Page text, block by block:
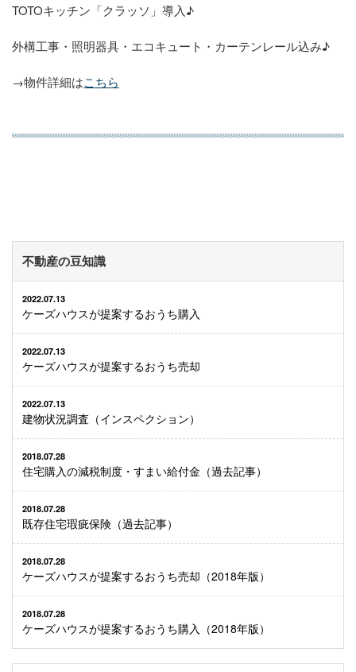
TOTOキッチン「クラッソ」導入♪
外構工事・照明器具・エコキュート・カーテンレール込み♪
→物件詳細はこちら
不動産の豆知識
2022.07.13
ケーズハウスが提案するおうち購入
2022.07.13
ケーズハウスが提案するおうち売却
2022.07.13
建物状況調査（インスペクション）
2018.07.28
住宅購入の減税制度・すまい給付金（過去記事）
2018.07.28
既存住宅瑕疵保険（過去記事）
2018.07.28
ケーズハウスが提案するおうち売却（2018年版）
2018.07.28
ケーズハウスが提案するおうち購入（2018年版）